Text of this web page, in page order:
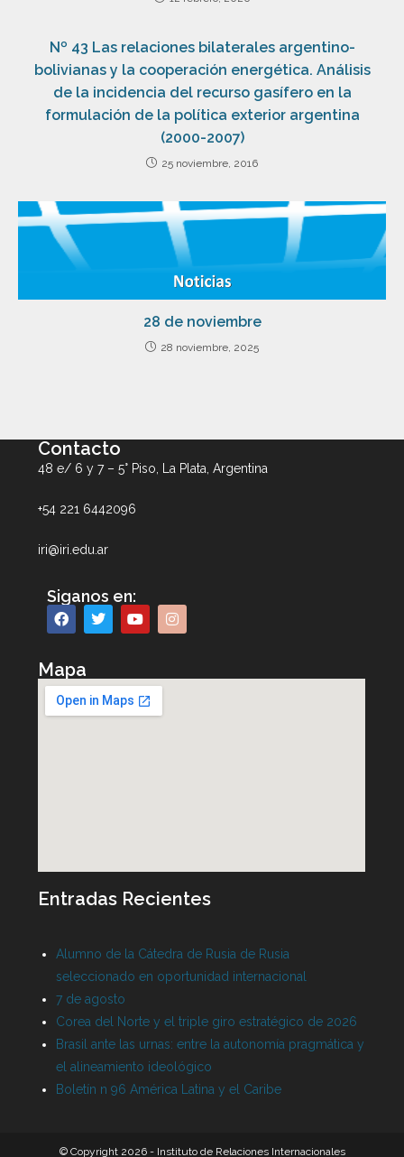
Nº 43 Las relaciones bilaterales argentino-
bolivianas y la cooperación energética. Análisis
de la incidencia del recurso gasífero en la
formulación de la política exterior argentina
(2000-2007)
25 noviembre, 2016
28 de noviembre
28 noviembre, 2025
Contacto
48 e/ 6 y 7 – 5° Piso, La Plata, Argentina
+54 221 6442096
iri@iri.edu.ar
Siganos en:
Mapa
Entradas Recientes
Alumno de la Cátedra de Rusia de Rusia
seleccionado en oportunidad internacional
7 de agosto
Corea del Norte y el triple giro estratégico de 2026
Brasil ante las urnas: entre la autonomía pragmática y
el alineamiento ideológico
Boletín n 96 América Latina y el Caribe
© Copyright 2026 - Instituto de Relaciones Internacionales